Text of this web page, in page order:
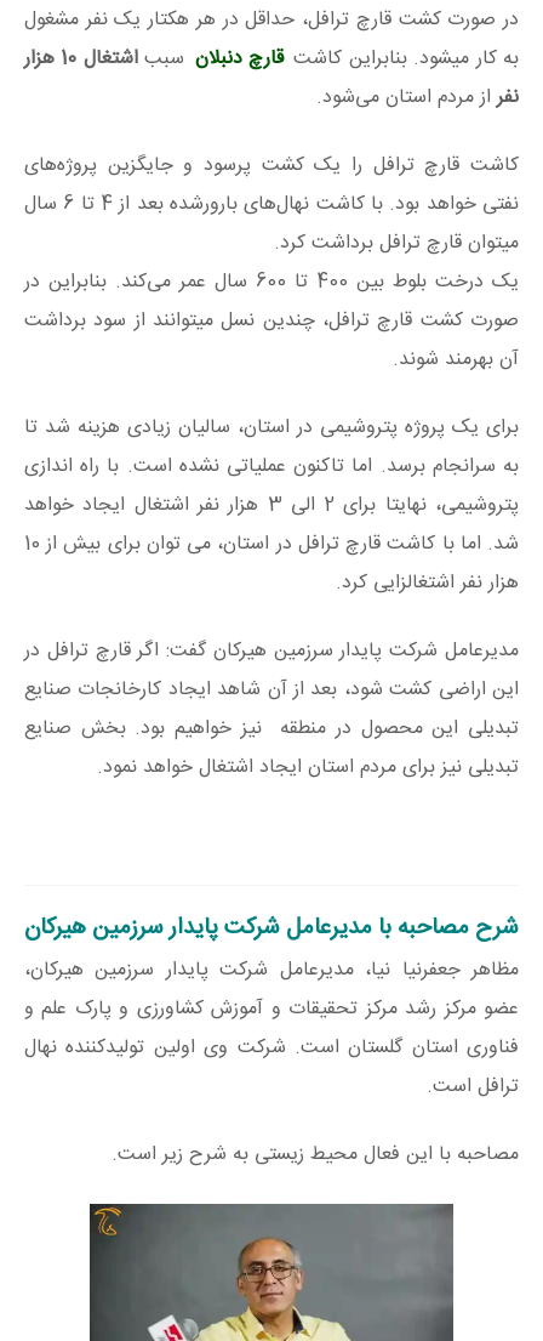
در صورت کشت قارچ ترافل، حداقل در هر هکتار یک نفر مشغول
به کار میشود. بنابراین کاشت قارچ دنبلان سبب
اشتغال 10 هزار
نفراز مردم استان می‌شود.
کاشت قارچ ترافل را یک کشت پرسود و جایگزین پروژه‌های
نفتی خواهد بود. با کاشت نهال‌های بارورشده بعد از 4 تا 6 سال
میتوان قارچ ترافل برداشت کرد.
یک درخت بلوط بین 400 تا 600 سال عمر می‌کند. بنابراین در
صورت کشت قارچ ترافل، چندین نسل میتوانند از سود برداشت
آن بهرمند شوند.
برای یک پروژه پتروشیمی در استان، سالیان زیادی هزینه شد تا
به سرانجام برسد. اما تاکنون عملیاتی نشده است. با راه اندازی
پتروشیمی، نهایتا برای 2 الی 3 هزار نفر اشتغال ایجاد خواهد
شد. اما با کاشت قارچ ترافل در استان، می توان برای بیش از 10
هزار نفر اشتغالزایی کرد.
مدیرعامل شرکت پایدار سرزمین هیرکان گفت: اگر قارچ ترافل در
این اراضی کشت شود، بعد از آن شاهد ایجاد کارخانجات صنایع
تبدیلی این محصول در منطقه نیز خواهیم بود. بخش صنایع
تبدیلی نیز برای مردم استان ایجاد اشتغال خواهد نمود.
شرح مصاحبه با مدیرعامل شرکت پایدار سرزمین هیرکان
مظاهر جعفرنیا نیا، مدیرعامل شرکت پایدار سرزمین هیرکان،
عضو مرکز رشد مرکز تحقیقات و آموزش کشاورزی و پارک علم و
فناوری استان گلستان است. شرکت وی اولین تولیدکننده نهال
ترافل است.
مصاحبه با این فعال محیط زیستی به شرح زیر است.